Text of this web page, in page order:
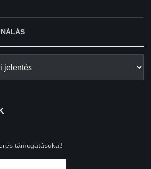
támogatásukat!